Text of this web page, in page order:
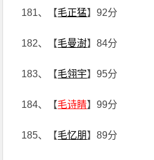
181、【毛正猛】92分
182、【毛曼澍】84分
183、【毛翎宇】95分
184、【毛诗睛】99分
185、【毛忆朋】89分